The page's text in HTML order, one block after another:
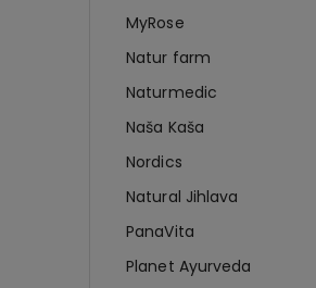
MyRose
Natur farm
Naturmedic
Naša Kaša
Nordics
Natural Jihlava
PanaVita
Planet Ayurveda